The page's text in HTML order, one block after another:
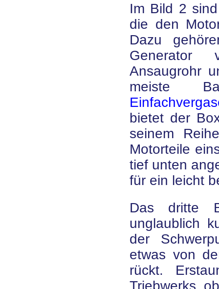
Im Bild 2
die den
Dazu
Generator
Ansaugrohr
meiste
bietet der
seinem
Motorteile
tief unten
für ein leicht
Das dritte
unglaublich
der
etwas von
rückt.
Triebwerks